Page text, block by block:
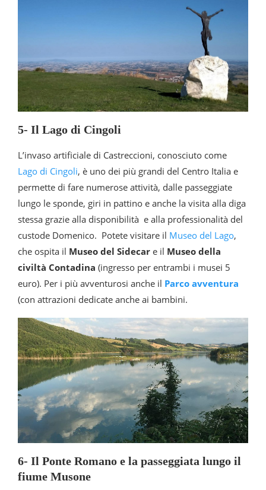
5- Il Lago di Cingoli
L’invaso artificiale di Castreccioni, conosciuto come
Lago di Cingoli, è uno dei più grandi del Centro Italia e
permette di fare numerose attività, dalle passeggiate
lungo le sponde, giri in pattino e anche la visita alla diga
stessa grazie alla disponibilità e alla professionalità del
custode Domenico. Potete visitare il Museo del Lago,
che ospita il Museo del Sidecar e il Museo della
civiltà Contadina (ingresso per entrambi i musei 5
euro). Per i più avventurosi anche il Parco avventura
(con attrazioni dedicate anche ai bambini.
6- Il Ponte Romano e la passeggiata lungo il
fiume Musone